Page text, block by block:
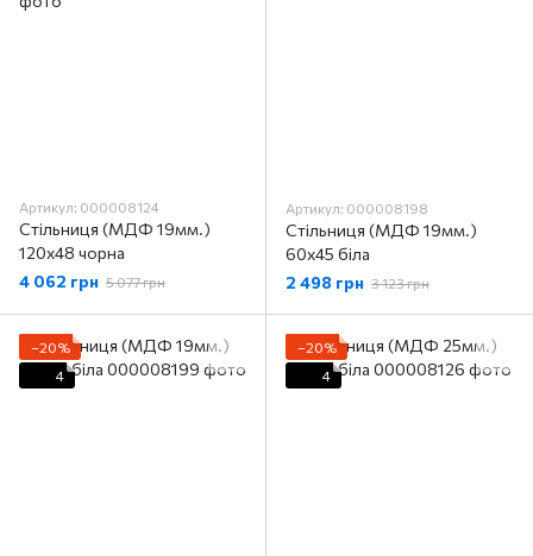
Артикул: 000008124
Стільниця (МДФ 19мм.)
120х48 чорна
4 062 грн 5 077 грн
Артикул: 000008198
Стільниця (МДФ 19мм.)
60х45 біла
2 498 грн 3 123 грн
−20%
4
−20%
4